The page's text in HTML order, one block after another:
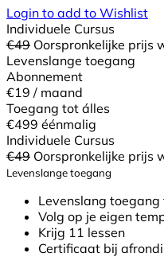
Login to add to Wishlist
Individuele Cursus
€49 Oorspronkelijke prijs
Levenslange toegang
Abonnement
€19 / maand
Toegang tot álles
€499 éénmalig
Individuele Cursus
€49 Oorspronkelijke prijs
Levenslange toegang
Levenslang toegang
Volg op je eigen
Krijg 11 lessen
Certificaat bij